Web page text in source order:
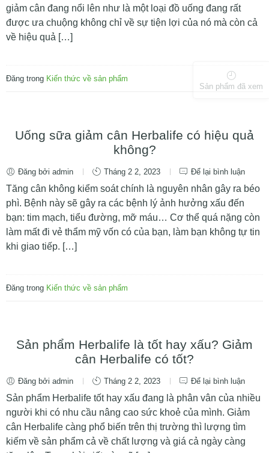
giảm cân đang nổi lên như là một loại đồ uống đang rất
được ưa chuộng không chỉ về sự tiện lợi của nó mà còn cả
về hiệu quả […]
Đăng trong Kiến thức về sản phẩm
Uống sữa giảm cân Herbalife có hiệu quả
không?
Đăng bởi admin Tháng 2 2, 2023 Để lại bình luận
Tăng cân không kiểm soát chính là nguyên nhân gây ra béo
phì. Bệnh này sẽ gây ra các bệnh lý ảnh hưởng xấu đến
bạn: tim mạch, tiểu đường, mỡ máu… Cơ thể quá nặng còn
làm mất đi vẻ thẩm mỹ vốn có của bạn, làm bạn không tự tin
khi giao tiếp. […]
Đăng trong Kiến thức về sản phẩm
Sản phẩm Herbalife là tốt hay xấu? Giảm
cân Herbalife có tốt?
Đăng bởi admin Tháng 2 2, 2023 Để lại bình luận
Sản phẩm Herbalife tốt hay xấu đang là phân vân của nhiều
người khi có nhu cầu nâng cao sức khoẻ của mình. Giảm
cân Herbalife càng phổ biến trên thị trường thì lượng tìm
kiếm về sản phẩm cả về chất lượng và giá cả ngày càng
Sản phẩm đã xem